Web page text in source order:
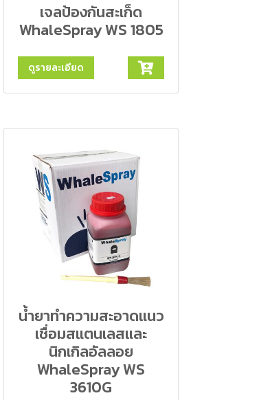
เจลป้องกันสะเก็ด
WhaleSpray WS 1805
ดูรายละเอียด
น้ำยาทำความสะอาดแนว
เชื่อมสแตนเลสและ
นิกเกิลอัลลอย
WhaleSpray WS
3610G